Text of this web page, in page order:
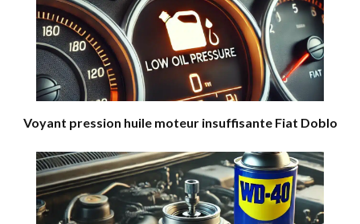
Voyant pression huile moteur insuffisante Fiat Doblo